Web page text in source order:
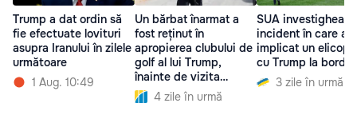
Trump a dat ordin să
fie efectuate lovituri
asupra Iranului în zilele
următoare
1 Aug. 10:49
Un bărbat înarmat a
fost reținut în
apropierea clubului de
golf al lui Trump,
înainte de vizita
președintelui
4 zile în urmă
SUA
incident în care a
implicat un
cu Trump la bord
3 zile în urmă